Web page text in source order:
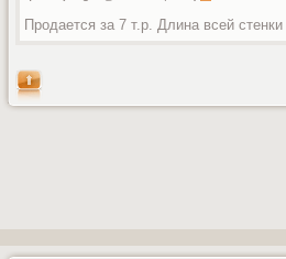
Продается за 7 т.р. Длина всей